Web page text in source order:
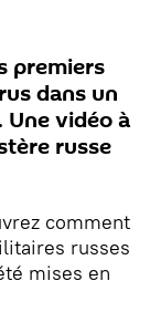
premiers
dans un
Une vidéo à
russe
comment
russes
mises en